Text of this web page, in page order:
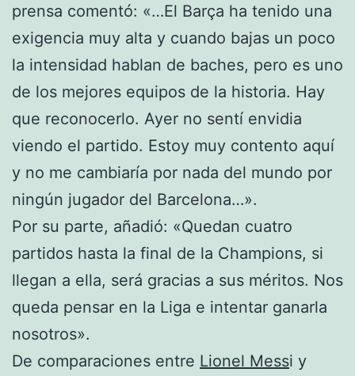
prensa comentó: «…El Barça ha tenido una
exigencia muy alta y cuando bajas un poco
la intensidad hablan de baches, pero es uno
de los mejores equipos de la historia. Hay
que reconocerlo. Ayer no sentí envidia
viendo el partido. Estoy muy contento aquí
y no me cambiaría por nada del mundo por
ningún jugador del Barcelona…».
Por su parte, añadió: «Quedan cuatro
partidos hasta la final de la Champions, si
llegan a ella, será gracias a sus méritos. Nos
queda pensar en la Liga e intentar ganarla
nosotros».
De comparaciones entre Lionel Messi y